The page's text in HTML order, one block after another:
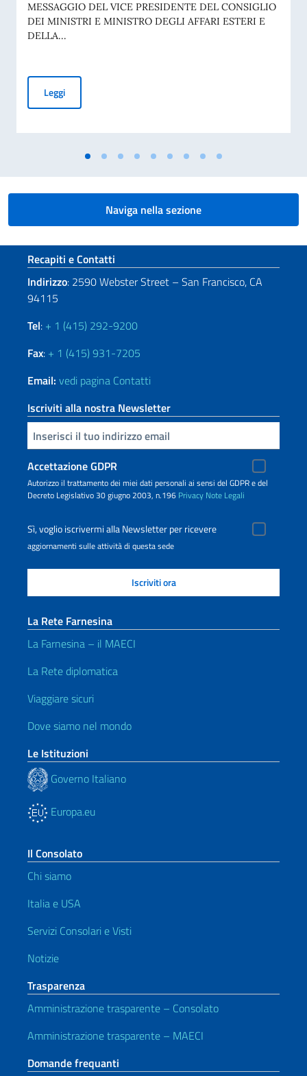
MESSAGGIO DEL VICE PRESIDENTE DEL CONSIGLIO
DEI MINISTRI E MINISTRO DEGLI AFFARI ESTERI E
DELLA...
Leggi70° ANNIVERSARIO DELLA TRAGEDIA DI MARCINELLE E
Naviga nella sezione
Sezione footer
Recapiti e Contatti
Indirizzo: 2590 Webster Street – San Francisco, CA
94115
Tel: + 1 (415) 292-9200
Fax: + 1 (415) 931-7205
Email: vedi pagina Contatti
Iscriviti alla nostra Newsletter
Inserisci la tua email
Accettazione GDPR
Autorizzo il trattamento dei miei dati personali ai sensi del GDPR e del
Decreto Legislativo 30 giugno 2003, n.196 Privacy Note Legali
Sì, voglio iscrivermi alla Newsletter per ricevere
aggiornamenti sulle attività di questa sede
La Rete Farnesina
La Farnesina – il MAECI
La Rete diplomatica
Viaggiare sicuri
Dove siamo nel mondo
Le Istituzioni
Governo Italiano
Europa.eu
Il Consolato
Chi siamo
Italia e USA
Servizi Consolari e Visti
Notizie
Trasparenza
Amministrazione trasparente – Consolato
Amministrazione trasparente – MAECI
Domande frequanti